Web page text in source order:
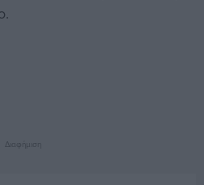
Διαφήμιση